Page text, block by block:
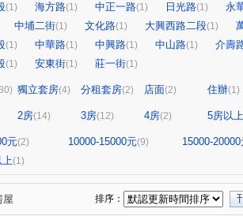
(1) 海方路(1) 中正一路(1) 日光路(1)
永
中埔二街(1) 文化路(1) 大興西路二段(1)
(1) 中華路(1) 中興路(1) 中山路(1)
介壽
(1) 安東街(1) 莊一街(1)
獨立套房(4) 分租套房(2) 店面(2) 住辦(1)
2房(14) 3房(12) 4房(2) 5房以上
元(2) 10000-15000元(9)
15000-20000
上(1)
屋 排序：